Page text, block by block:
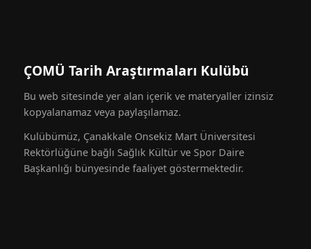
ÇOMÜ Tarih Araştırmaları Kulübü
Bu web sitesinde yer alan içerik ve materyaller izinsiz
kopyalanamaz veya paylaşılamaz.
Kulübümüz, Çanakkale Onsekiz Mart Üniversitesi
Rektörlüğüne bağlı Sağlık Kültür ve Spor Daire
Başkanlığı bünyesinde faaliyet göstermektedir.